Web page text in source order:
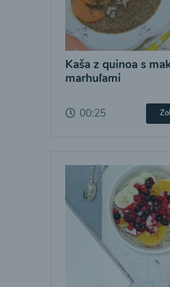
Kaša z quinoa s
marhuľami
00:25